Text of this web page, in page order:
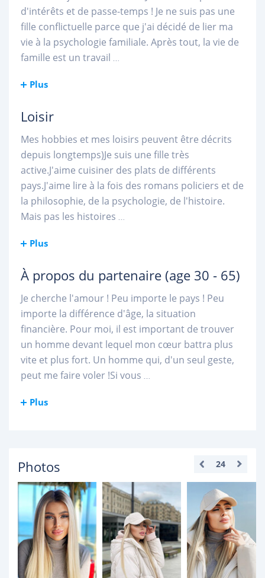
d'intérêts et de passe-temps ! Je ne suis pas une
fille conflictuelle parce que j'ai décidé de lier ma
vie à la psychologie familiale. Après tout, la vie de
famille est un travail ...
Plus
Loisir
Mes hobbies et mes loisirs peuvent être décrits
depuis longtemps)Je suis une fille très
active.J'aime cuisiner des plats de différents
pays.J'aime lire à la fois des romans policiers et de
la philosophie, de la psychologie, de l'histoire.
Mais pas les histoires ...
Plus
À propos du partenaire (age 30 - 65)
Je cherche l'amour ! Peu importe le pays ! Peu
importe la différence d'âge, la situation
financière. Pour moi, il est important de trouver
un homme devant lequel mon cœur battra plus
vite et plus fort. Un homme qui, d'un seul geste,
peut me faire voler !Si vous ...
Plus
Photos 24